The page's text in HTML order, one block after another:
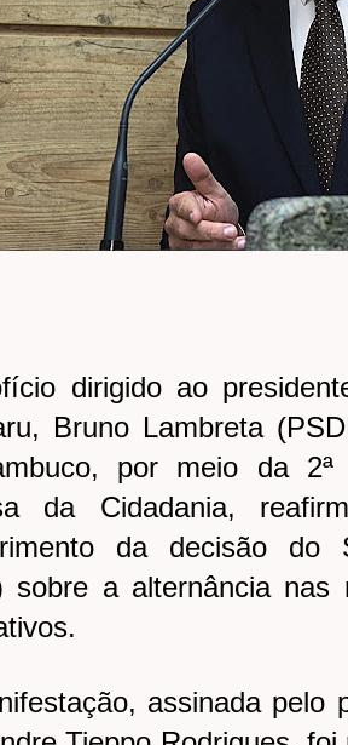
dirigido ao
Bruno Lambreta
por meio da
da Cidadania,
da decisão do
sobre a alternância nas
assinada pelo